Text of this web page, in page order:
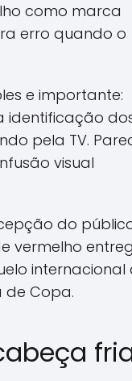
como marca
erro quando o
e importante:
identificação
pela TV.
visual
do
vermelho
internacional
de Copa.